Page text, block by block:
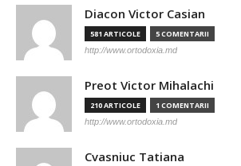
Diacon Victor Casian
581 ARTICOLE 5 COMENTARII
http://www.ortodoxia.md
Preot Victor Mihalachi
210 ARTICOLE 1 COMENTARII
http://www.ortodoxia.md
Cvasniuc Tatiana